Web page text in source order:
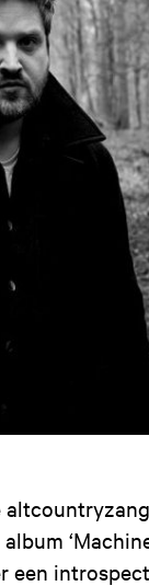
een